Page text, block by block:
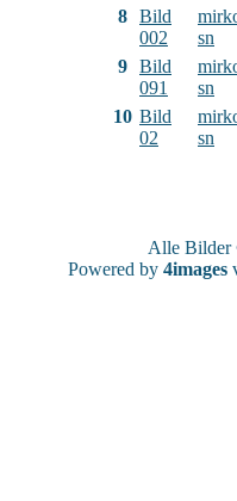
8 Bild
002
sn
9 Bild
091
sn
10 Bild
02
sn
Alle
Powered by 4images